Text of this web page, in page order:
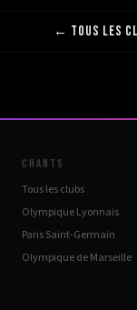
← TOUS LES
CHANTS
Tous les clubs
Olympique Lyonnais
Paris Saint-Germain
Olympique de Marseille